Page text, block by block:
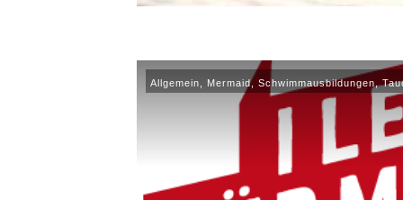
Allgemein Mermaid, Schwimmausbildungen ,